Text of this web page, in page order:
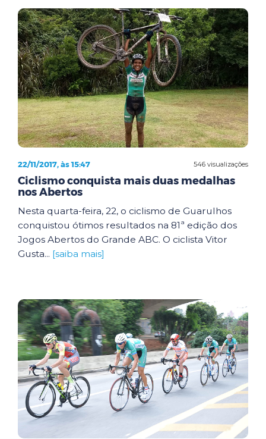
546 visualizações
22/11/2017, às 15:47
Ciclismo conquista mais duas medalhas
nos Abertos
Nesta quarta-feira, 22, o ciclismo de Guarulhos
conquistou ótimos resultados na 81ª edição dos
Jogos Abertos do Grande ABC. O ciclista Vitor
Gusta... [saiba mais]